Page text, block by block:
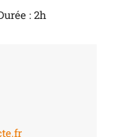
: 2h